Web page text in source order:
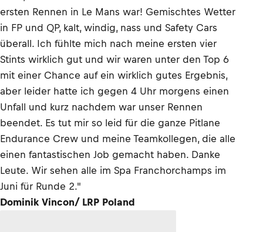
ersten Rennen in Le Mans war! Gemischtes Wetter
in FP und QP, kalt, windig, nass und Safety Cars
überall. Ich fühlte mich nach meine ersten vier
Stints wirklich gut und wir waren unter den Top 6
mit einer Chance auf ein wirklich gutes Ergebnis,
aber leider hatte ich gegen 4 Uhr morgens einen
Unfall und kurz nachdem war unser Rennen
beendet. Es tut mir so leid für die ganze Pitlane
Endurance Crew und meine Teamkollegen, die alle
einen fantastischen Job gemacht haben. Danke
Leute. Wir sehen alle im Spa Franchorchamps im
Juni für Runde 2."
Dominik Vincon/ LRP Poland